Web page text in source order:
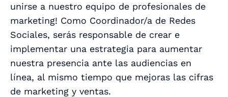
unirse a nuestro equipo de profesionales de
marketing! Como Coordinador/a de Redes
Sociales, serás responsable de crear e
implementar una estrategia para aumentar
nuestra presencia ante las audiencias en
línea, al mismo tiempo que mejoras las cifras
de marketing y ventas.